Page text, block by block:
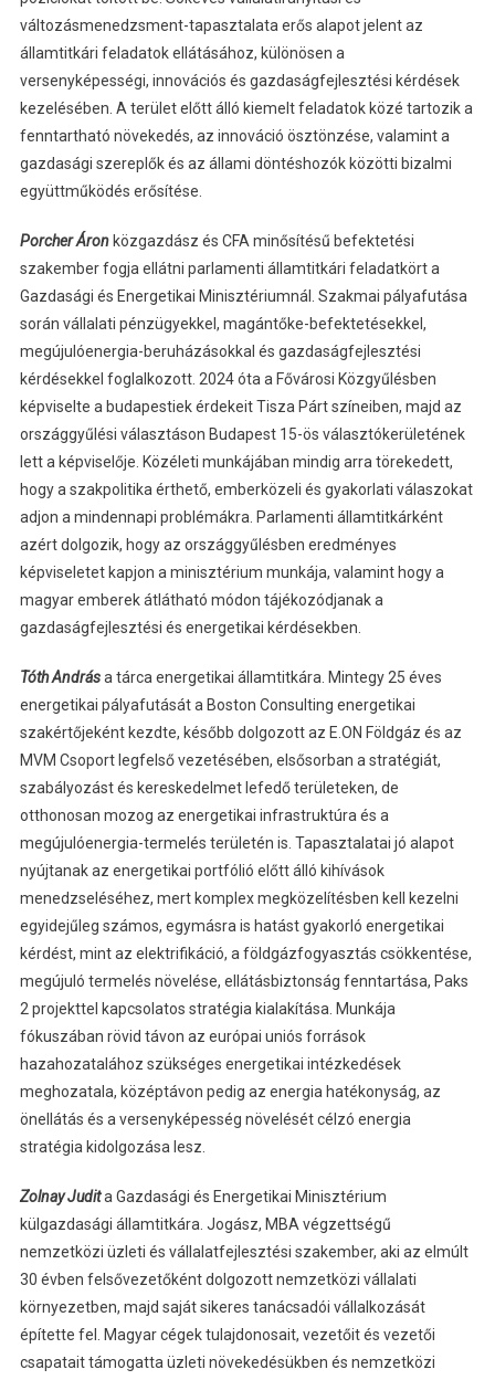
változásmenedzsment-tapasztalata erős alapot jelent az
államtitkári feladatok ellátásához, különösen a
versenyképességi, innovációs és gazdaságfejlesztési kérdések
kezelésében. A terület előtt álló kiemelt feladatok közé tartozik a
fenntartható növekedés, az innováció ösztönzése, valamint a
gazdasági szereplők és az állami döntéshozók közötti bizalmi
együttműködés erősítése.
Porcher Áronközgazdász és CFA minősítésű befektetési
szakember fogja ellátni parlamenti államtitkári feladatkört a
Gazdasági és Energetikai Minisztériumnál. Szakmai pályafutása
során vállalati pénzügyekkel, magántőke-befektetésekkel,
megújulóenergia-beruházásokkal és gazdaságfejlesztési
kérdésekkel foglalkozott. 2024 óta a Fővárosi Közgyűlésben
képviselte a budapestiek érdekeit Tisza Párt színeiben, majd az
országgyűlési választáson Budapest 15-ös választókerületének
lett a képviselője. Közéleti munkájában mindig arra törekedett,
hogy a szakpolitika érthető, emberközeli és gyakorlati válaszokat
adjon a mindennapi problémákra. Parlamenti államtitkárként
azért dolgozik, hogy az országgyűlésben eredményes
képviseletet kapjon a minisztérium munkája, valamint hogy a
magyar emberek átlátható módon tájékozódjanak a
gazdaságfejlesztési és energetikai kérdésekben.
Tóth Andrása tárca energetikai államtitkára. Mintegy 25 éves
energetikai pályafutását a Boston Consulting energetikai
szakértőjeként kezdte, később dolgozott az E.ON Földgáz és az
MVM Csoport legfelső vezetésében, elsősorban a stratégiát,
szabályozást és kereskedelmet lefedő területeken, de
otthonosan mozog az energetikai infrastruktúra és a
megújulóenergia-termelés területén is. Tapasztalatai jó alapot
nyújtanak az energetikai portfólió előtt álló kihívások
menedzseléséhez, mert komplex megközelítésben kell kezelni
egyidejűleg számos, egymásra is hatást gyakorló energetikai
kérdést, mint az elektrifikáció, a földgázfogyasztás csökkentése,
megújuló termelés növelése, ellátásbiztonság fenntartása, Paks
2 projekttel kapcsolatos stratégia kialakítása. Munkája
fókuszában rövid távon az európai uniós források
hazahozatalához szükséges energetikai intézkedések
meghozatala, középtávon pedig az energia hatékonyság, az
önellátás és a versenyképesség növelését célzó energia
stratégia kidolgozása lesz.
Zolnay Judita Gazdasági és Energetikai Minisztérium
külgazdasági államtitkára. Jogász, MBA végzettségű
nemzetközi üzleti és vállalatfejlesztési szakember, aki az elmúlt
30 évben felsővezetőként dolgozott nemzetközi vállalati
környezetben, majd saját sikeres tanácsadói vállalkozását
építette fel. Magyar cégek tulajdonosait, vezetőit és vezetői
csapatait támogatta üzleti növekedésükben és nemzetközi